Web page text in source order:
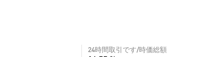
24時間取引です/時価総額